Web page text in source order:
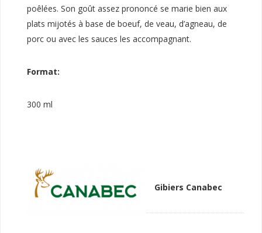
poêlées. Son goût assez prononcé se marie bien aux
plats mijotés à base de boeuf, de veau, d’agneau, de
porc ou avec les sauces les accompagnant.
Format:
300 ml
Gibiers Canabec